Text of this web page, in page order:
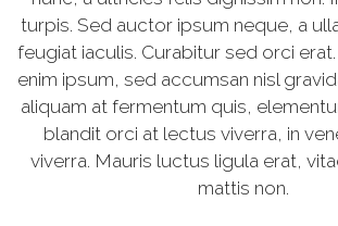
turpis. Sed auctor ipsum neque, a
feugiat iaculis. Curabitur sed orci
enim ipsum, sed accumsan nisl
aliquam at fermentum quis,
blandit orci at lectus viverra, in
viverra. Mauris luctus ligula erat,
mattis non.